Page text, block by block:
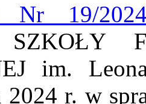
Nr 19/
SZKOŁY
im.
2024 r. w